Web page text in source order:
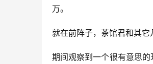
万。
就在前阵子，茶馆君和其它
期间观察到一个很有意思